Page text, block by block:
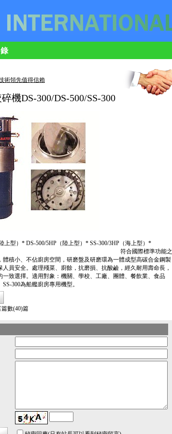
術領先值得信賴
機DS-300/DS-500/SS-300
上型）* DS-500/5HP（陸上型）* SS-300/3HP（海上型）*
國際標準功能之
體積小、不佔廚房空間，研磨盤及研磨環為一體成型高碳合金鋼製
人員安全。處理殘菜、廚餘，抗磨損、抗酸鹼，經久耐用壽命長，
一致選擇。適用對象：機關、學校、工廠、團體、餐飲業、食品
300為船艦廚房專用機型。
數(40)篇